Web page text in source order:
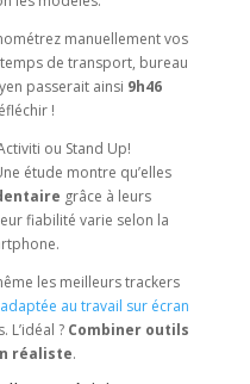
manuellement vos
de transport, bureau
passerait ainsi 9h46
!
ou Stand Up!
étude montre qu’elles
grâce à leurs
fiabilité varie selon la
les meilleurs trackers
au travail sur écran
? Combiner outils
réaliste.